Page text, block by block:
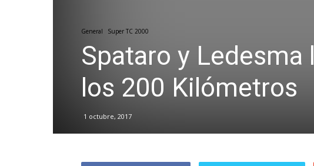
General Super TC 2000
Spataro y
los 200 Kilómetros
1 octubre, 2017